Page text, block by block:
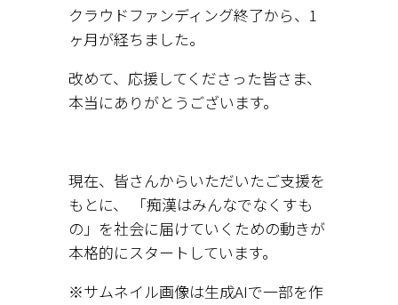
クラウドファンディング終了から、1
ヶ月が経ちました。
改めて、応援してくださった皆さま、
本当にありがとうございます。
現在、皆さんからいただいたご支援を
もとに、 「痴漢はみんなでなくすも
の」を社会に届けていくための動きが
本格的にスタートしています。
※サムネイル画像は生成AIで一部を作